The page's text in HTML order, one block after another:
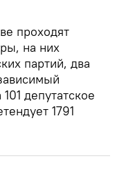
проходят
на них
партий, два
депутатское
1791